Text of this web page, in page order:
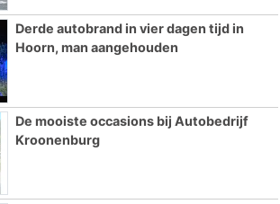
Derde autobrand in vier dagen tijd in
Hoorn, man aangehouden
De mooiste occasions bij Autobedrijf
Kroonenburg